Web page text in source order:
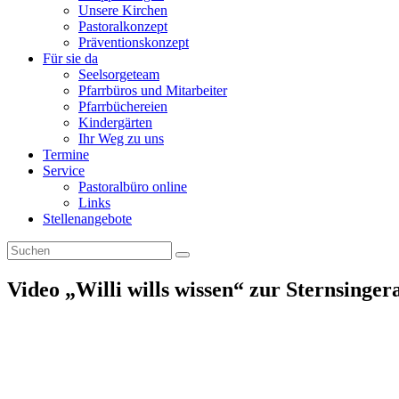
Unsere Kirchen
Pastoralkonzept
Präventionskonzept
Für sie da
Seelsorgeteam
Pfarrbüros und Mitarbeiter
Pfarrbüchereien
Kindergärten
Ihr Weg zu uns
Termine
Service
Pastoralbüro online
Links
Stellenangebote
Video „Willi wills wissen“ zur